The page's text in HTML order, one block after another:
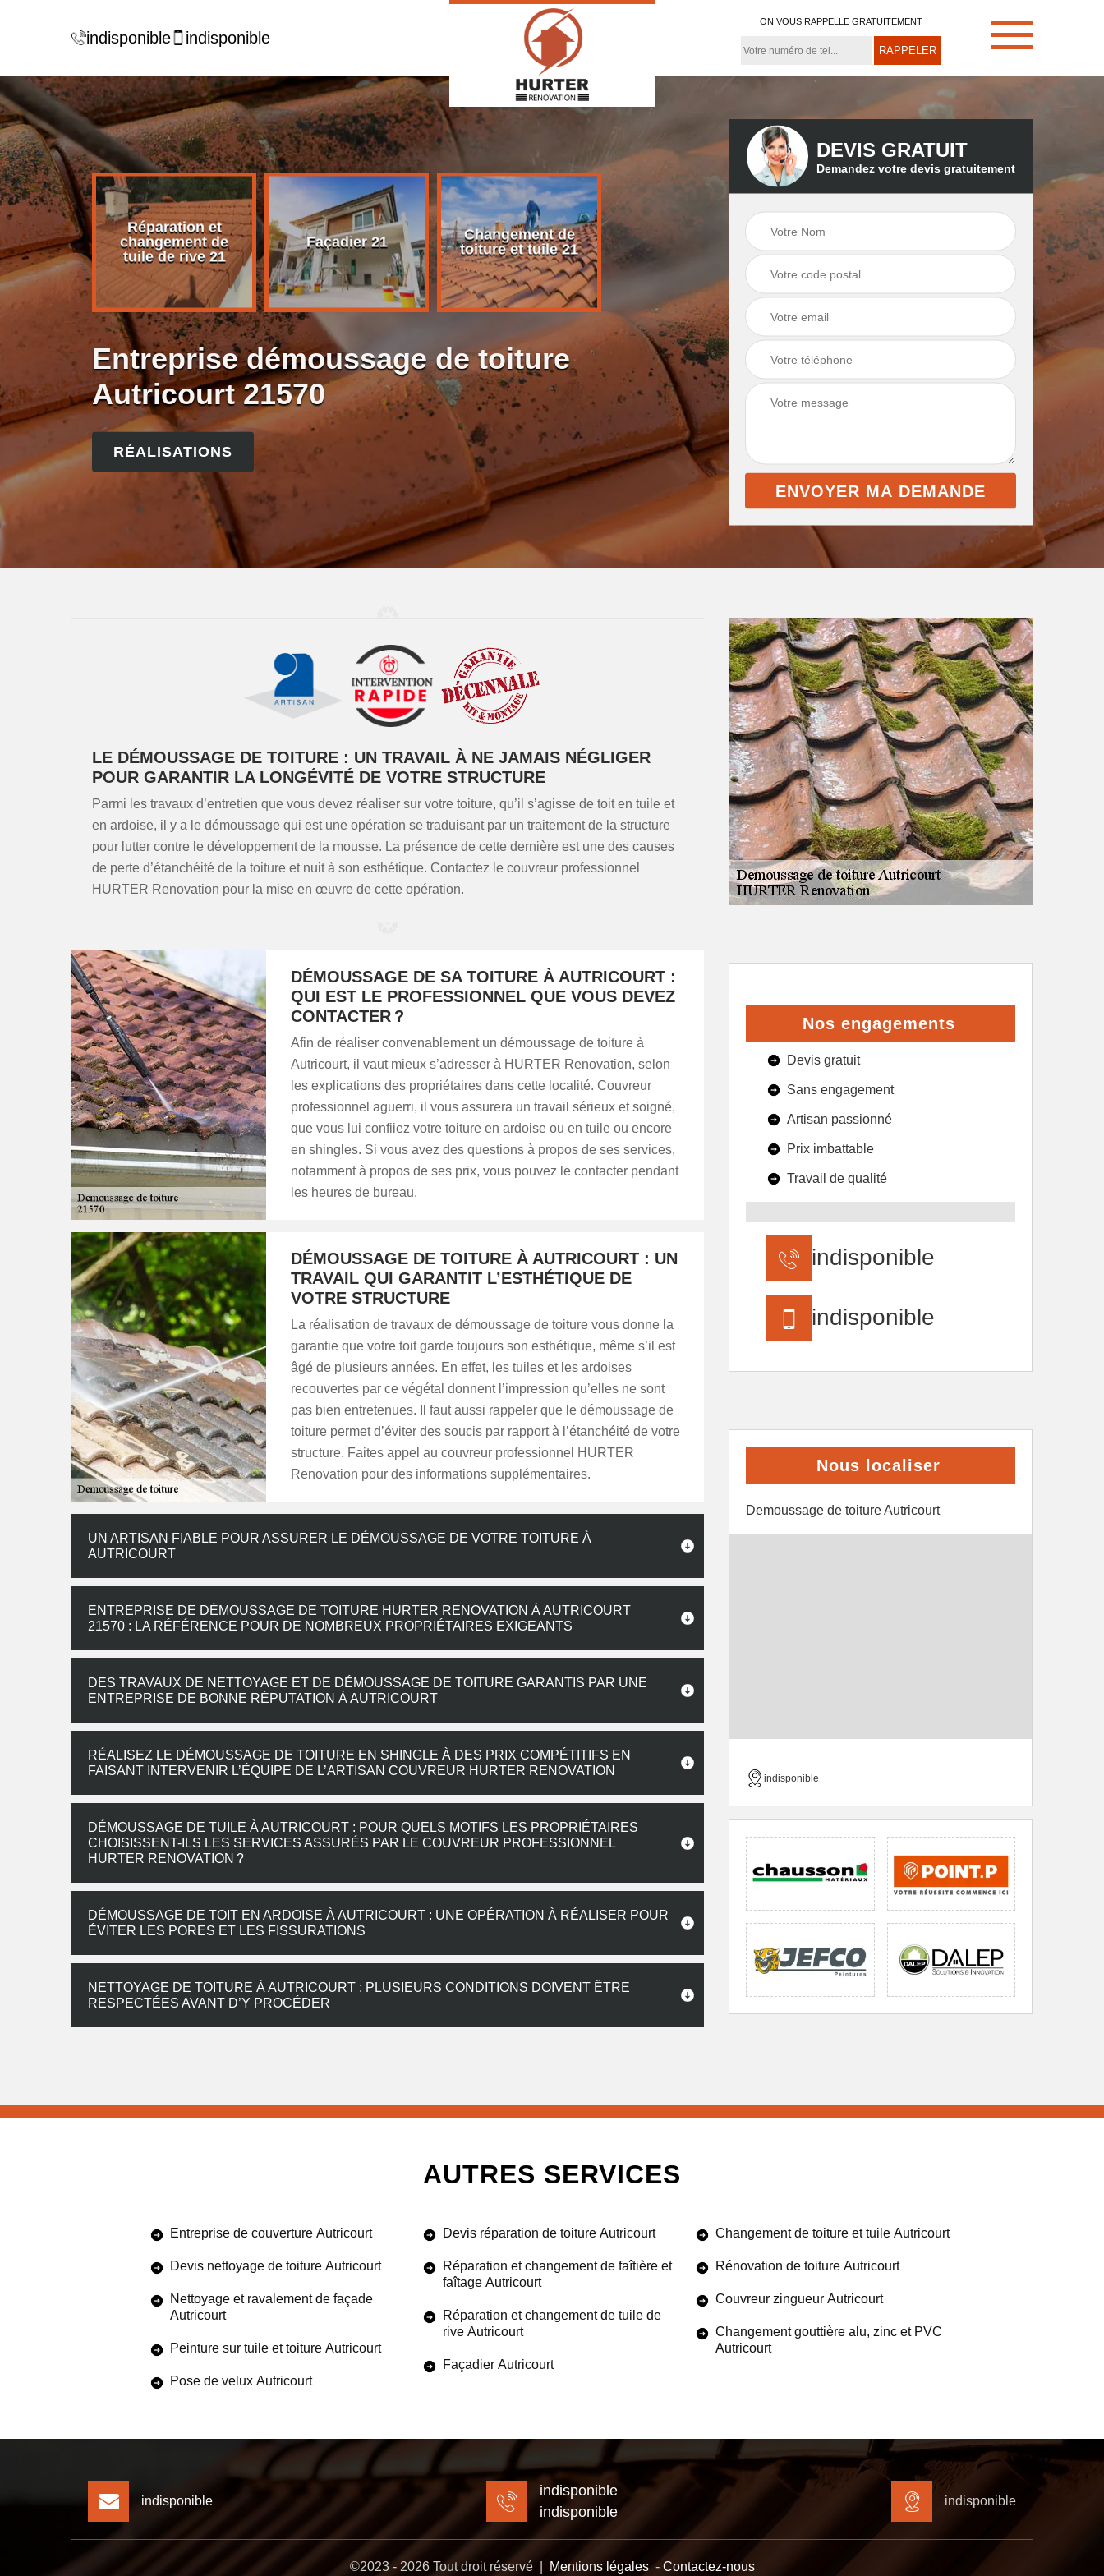
indisponible indisponible
ON VOUS RAPPELLE GRATUITEMENT
de
21
Réparation et
changement de
tuile de rive 21
Façadier 21
Changement de
toiture et tuile 21
Démoussage de
toiture 21
Couvreur zingueur
Entreprise démoussage de toiture
Autricourt 21570
RÉALISATIONS
DEVIS GRATUIT
Demandez votre devis gratuitement
LE DÉMOUSSAGE DE TOITURE : UN TRAVAIL À NE JAMAIS NÉGLIGER
POUR GARANTIR LA LONGÉVITÉ DE VOTRE STRUCTURE
Parmi les travaux d’entretien que vous devez réaliser sur votre toiture, qu’il s’agisse de toit en tuile et
en ardoise, il y a le démoussage qui est une opération se traduisant par un traitement de la structure
pour lutter contre le développement de la mousse. La présence de cette dernière est une des causes
de perte d’étanchéité de la toiture et nuit à son esthétique. Contactez le couvreur professionnel
HURTER Renovation pour la mise en œuvre de cette opération.
DÉMOUSSAGE DE SA TOITURE À AUTRICOURT :
QUI EST LE PROFESSIONNEL QUE VOUS DEVEZ
CONTACTER ?
Afin de réaliser convenablement un démoussage de toiture à
Autricourt, il vaut mieux s’adresser à HURTER Renovation, selon
les explications des propriétaires dans cette localité. Couvreur
professionnel aguerri, il vous assurera un travail sérieux et soigné,
que vous lui confiiez votre toiture en ardoise ou en tuile ou encore
en shingles. Si vous avez des questions à propos de ses services,
notamment à propos de ses prix, vous pouvez le contacter pendant
les heures de bureau.
DÉMOUSSAGE DE TOITURE À AUTRICOURT : UN
TRAVAIL QUI GARANTIT L’ESTHÉTIQUE DE
VOTRE STRUCTURE
La réalisation de travaux de démoussage de toiture vous donne la
garantie que votre toit garde toujours son esthétique, même s’il est
âgé de plusieurs années. En effet, les tuiles et les ardoises
recouvertes par ce végétal donnent l’impression qu’elles ne sont
pas bien entretenues. Il faut aussi rappeler que le démoussage de
toiture permet d’éviter des soucis par rapport à l’étanchéité de votre
structure. Faites appel au couvreur professionnel HURTER
Renovation pour des informations supplémentaires.
UN ARTISAN FIABLE POUR ASSURER LE DÉMOUSSAGE DE VOTRE TOITURE À
AUTRICOURT
ENTREPRISE DE DÉMOUSSAGE DE TOITURE HURTER RENOVATION À AUTRICOURT
21570 : LA RÉFÉRENCE POUR DE NOMBREUX PROPRIÉTAIRES EXIGEANTS
DES TRAVAUX DE NETTOYAGE ET DE DÉMOUSSAGE DE TOITURE GARANTIS PAR UNE
ENTREPRISE DE BONNE RÉPUTATION À AUTRICOURT
RÉALISEZ LE DÉMOUSSAGE DE TOITURE EN SHINGLE À DES PRIX COMPÉTITIFS EN
FAISANT INTERVENIR L’ÉQUIPE DE L’ARTISAN COUVREUR HURTER RENOVATION
DÉMOUSSAGE DE TUILE À AUTRICOURT : POUR QUELS MOTIFS LES PROPRIÉTAIRES
CHOISISSENT-ILS LES SERVICES ASSURÉS PAR LE COUVREUR PROFESSIONNEL
HURTER RENOVATION ?
DÉMOUSSAGE DE TOIT EN ARDOISE À AUTRICOURT : UNE OPÉRATION À RÉALISER POUR
ÉVITER LES PORES ET LES FISSURATIONS
NETTOYAGE DE TOITURE À AUTRICOURT : PLUSIEURS CONDITIONS DOIVENT ÊTRE
RESPECTÉES AVANT D’Y PROCÉDER
Nos engagements
Devis gratuit
Sans engagement
Artisan passionné
Prix imbattable
Travail de qualité
indisponible
indisponible
Nous localiser
Demoussage de toiture Autricourt
indisponible
AUTRES SERVICES
Entreprise de couverture Autricourt
Devis nettoyage de toiture Autricourt
Nettoyage et ravalement de façade
Autricourt
Peinture sur tuile et toiture Autricourt
Pose de velux Autricourt
Devis réparation de toiture Autricourt
Réparation et changement de faîtière et
faîtage Autricourt
Réparation et changement de tuile de
rive Autricourt
Façadier Autricourt
Changement de toiture et tuile Autricourt
Rénovation de toiture Autricourt
Couvreur zingueur Autricourt
Changement gouttière alu, zinc et PVC
Autricourt
indisponible
indisponible
indisponible
indisponible
©2023 - 2026 Tout droit réservé | Mentions légales- Contactez-nous